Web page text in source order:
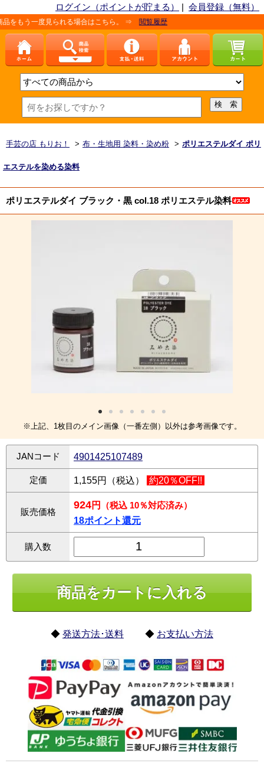
ログイン（ポイントが貯まる） | 会員登録（無料）
る場合はこちら。 ⇒閲覧履歴
手芸の店 もりお！ > 布・生地用 染料・染め粉 > ポリエステルダイ ポリ
エステルを染める染料
ポリエステルダイ ブラック・黒 col.18 ポリエステル染料
※上記、1枚目のメイン画像（一番左側）以外は参考画像です。
JANコード 4901425107489
定価 1,155円（税込） 約20％OFF!!
販売価格
924円
（税込 10％対応済み）
18ポイント還元
購入数
◆ 発送方法･送料 ◆ お支払い方法